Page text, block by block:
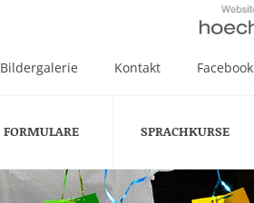
Bildergalerie Kontakt Facebook
FORMULARE SPRACHKURSE